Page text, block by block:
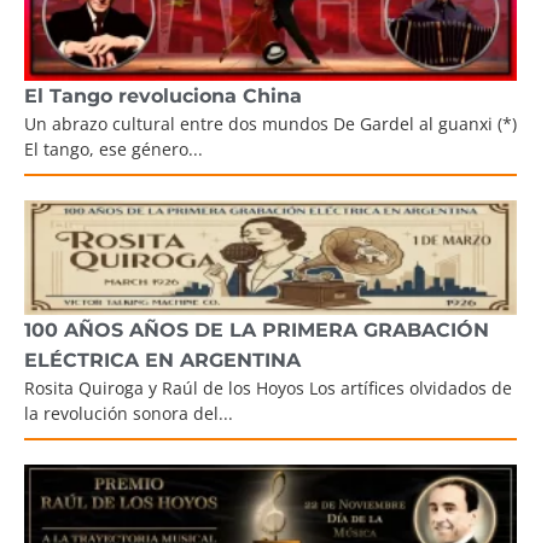
El Tango revoluciona China
Un abrazo cultural entre dos mundos De Gardel al guanxi (*)
El tango, ese género...
100 AÑOS AÑOS DE LA PRIMERA GRABACIÓN
ELÉCTRICA EN ARGENTINA
Rosita Quiroga y Raúl de los Hoyos Los artífices olvidados de
la revolución sonora del...